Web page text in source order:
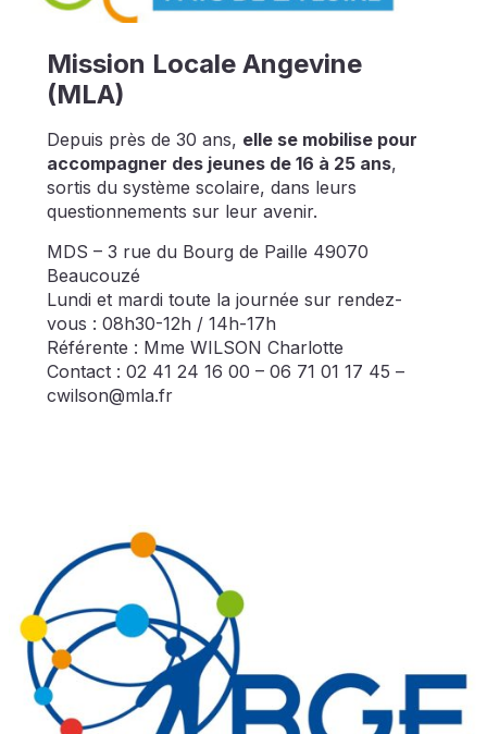
Mission Locale Angevine
(MLA)
Depuis près de 30 ans, elle se mobilise pour
accompagner des jeunes de 16 à 25 ans,
sortis du système scolaire, dans leurs
questionnements sur leur avenir.
MDS – 3 rue du Bourg de Paille 49070
Beaucouzé
Lundi et mardi toute la journée sur rendez-
vous : 08h30-12h / 14h-17h
Référente : Mme WILSON Charlotte
Contact : 02 41 24 16 00 – 06 71 01 17 45 –
cwilson@mla.fr